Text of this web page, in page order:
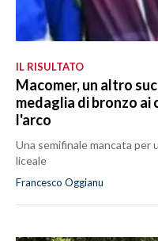
IL RISULTATO
Macomer, un altro
medaglia di bronzo
l'arco
Una semifinale mancata per
liceale
Francesco Oggianu